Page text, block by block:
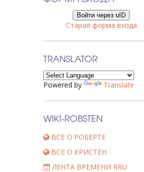
Войти через uID
Старая форма входа
TRANSLATOR
Powered by Translate
WIKI-ROBSTEN
ВСЕ О РОБЕРТЕ
ВСЕ О КРИСТЕН
ЛЕНТА ВРЕМЕНИ RRU